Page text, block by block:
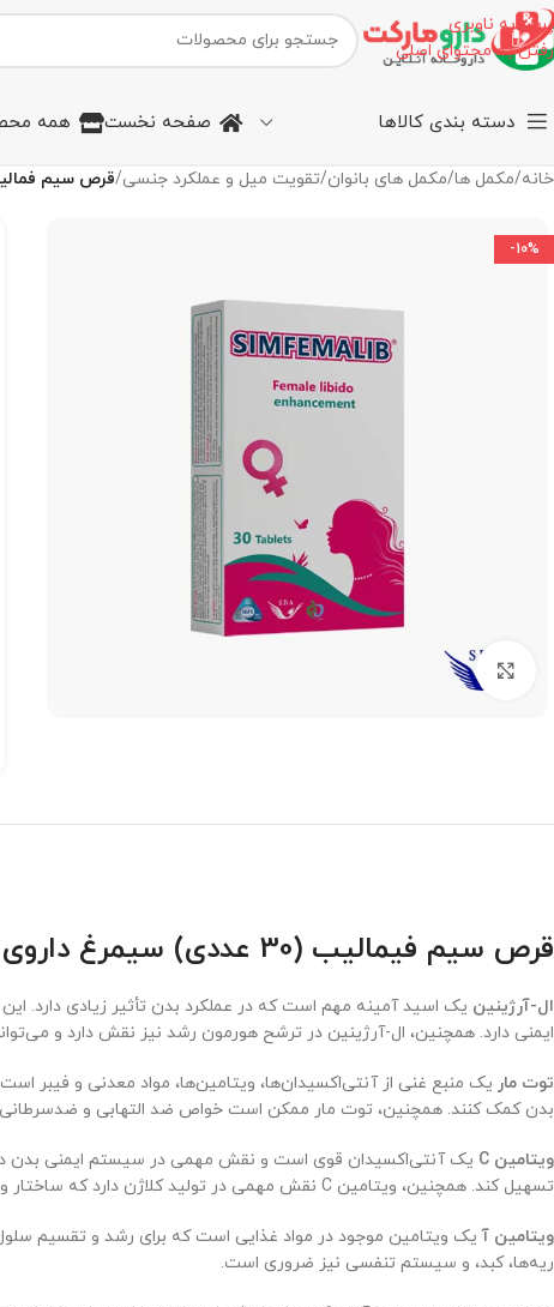
پرش به ناوبری
رفتن به محتوای اصلی
دسته بندی کالاها صفحه نخست همه
خانه/مکمل ها/مکمل های بانوان/تقویت میل و عملکرد جنسی/قرص سیم فمالیب (30 عددی) سیمرغ
-10%
برای بزرگنمایی کلیک کنید
قرص سیم فیمالیب (30 عددی) سیمرغ داروی عطار
ال-آرژینین
ایمنی دارد. همچنین، ال-آرژینین در ترشح هورمون رشد نیز نقش دارد و
توت مار یک منبع غنی از آنتی‌اکسیدان‌ها، ویتامین‌ها، مواد معدنی و فیبر
بدن کمک کنند. همچنین، توت مار ممکن است خواص ضد التهابی و
ویتامین C
یک آنتی‌اکسیدان قوی است و نقش مهمی در سیستم ایمنی بدن دارد.
تسهیل کند. همچنین، ویتامین C نقش مهمی در تولید کلاژن دارد که ساختار و قوام بافت‌های بدن را تقویت می‌کند و در بهبود بهبود و بهسازی زخم‌ها و مجروحیت‌ها نیز مؤثر است.
ویتامین آیک ویتامین موجود در مواد غذایی است که برای رشد و تقسیم
ریه‌ها، کبد، و سیستم تنفسی نیز ضروری است.